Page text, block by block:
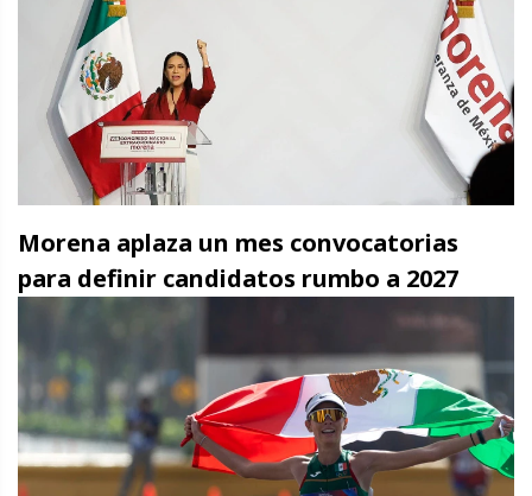
Morena aplaza un mes convocatorias
para definir candidatos rumbo a 2027